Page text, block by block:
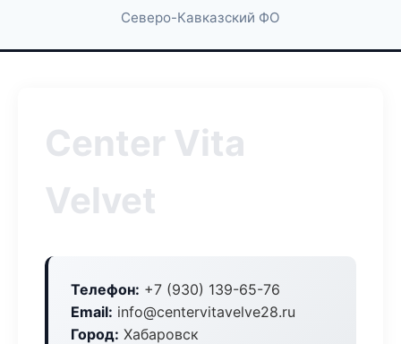
Северо-Кавказский ФО
Center Vita
Velvet
Телефон: +7 (930) 139-65-76
Email: info@centervitavelve28.ru
Город: Хабаровск